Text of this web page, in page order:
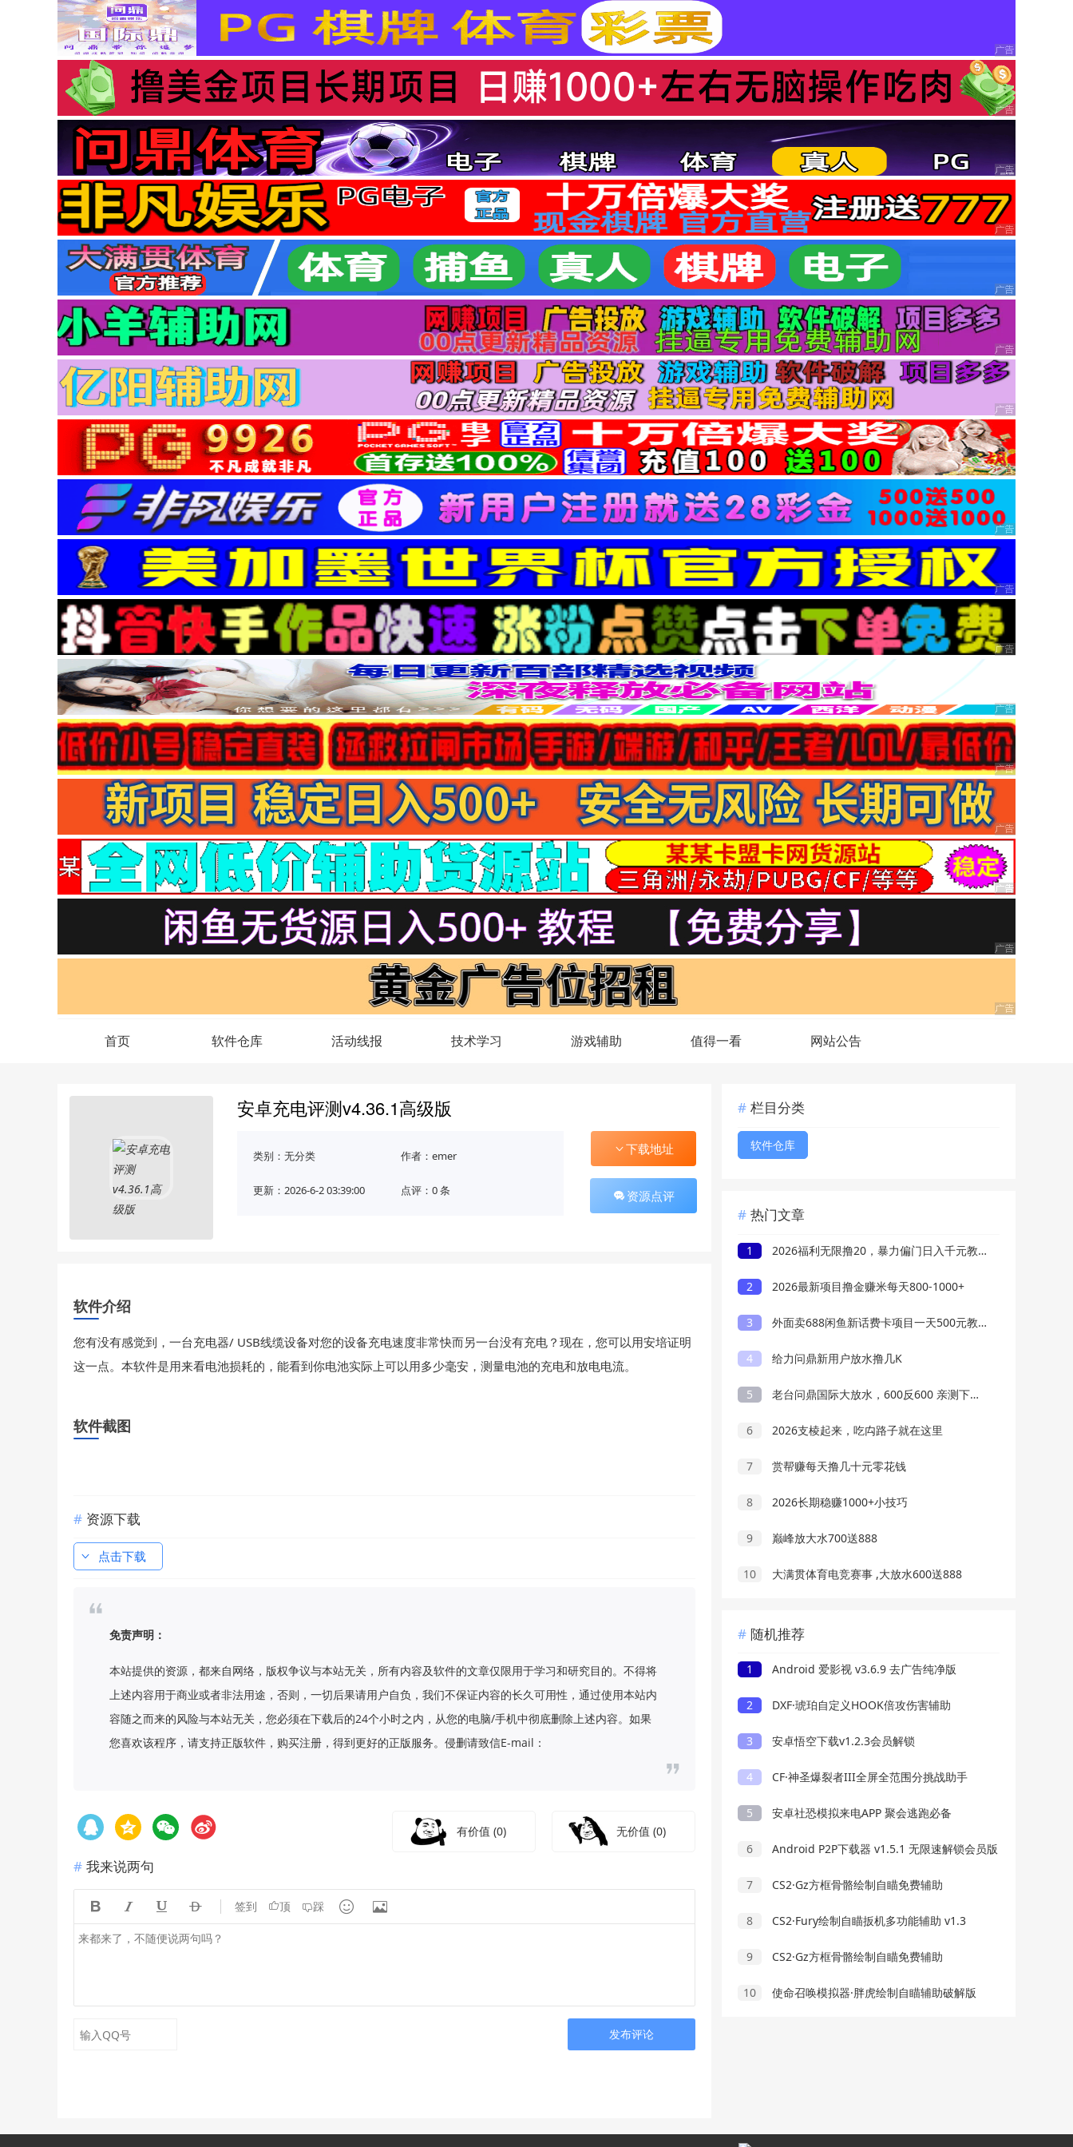
首页 软件仓库 活动线报 技术学习 游戏辅助 值得一看 网站公告
安卓充电评测v4.36.1高级版
类别： 无分类 作者：emer
更新：2026-6-2 03:39:00 点评：0 条
下载地址
资源点评
软件介绍
您有没有感觉到，一台充电器/ USB线缆设备对您的设备充电速度非常快而另一台没有充电？现在，您可以用安培证明
这一点。本软件是用来看电池损耗的，能看到你电池实际上可以用多少毫安，测量电池的充电和放电电流。
软件截图
资源下载
点击下载
免责声明：
本站提供的资源，都来自网络，版权争议与本站无关，所有内容及软件的文章仅限用于学习和研究目的。不得将
上述内容用于商业或者非法用途，否则，一切后果请用户自负，我们不保证内容的长久可用性，通过使用本站内
容随之而来的风险与本站无关，您必须在下载后的24个小时之内，从您的电脑/手机中彻底删除上述内容。如果
您喜欢该程序，请支持正版软件，购买注册，得到更好的正版服务。侵删请致信E-mail：
有价值(0) 无价值(0)
我来说两句
    签到 顶 踩  
发布评论
栏目分类
软件仓库
热门文章
1 2026福利无限撸20，暴力偏门日入千元教程分享
2 2026最新项目撸金赚米每天800-1000+
3 外面卖688闲鱼新话费卡项目一天500元教程
4 给力问鼎新用户放水撸几K
5 老台问鼎国际大放水，600反600 亲测下分3W
6 2026支棱起来，吃禸路子就在这里
7 赏帮赚每天撸几十元零花钱
8 2026长期稳赚1000+小技巧
9 巅峰放大水700送888
10 大满贯体育电竞赛事 ,大放水600送888
随机推荐
1 Android 爱影视 v3.6.9 去广告纯净版
2 DXF·琥珀自定义HOOK倍攻伤害辅助
3 安卓悟空下载v1.2.3会员解锁
4 CF·神圣爆裂者III全屏全范围分挑战助手
5 安卓社恐模拟来电APP 聚会逃跑必备
6 Android P2P下载器 v1.5.1 无限速解锁会员版
7 CS2·Gz方框骨骼绘制自瞄免费辅助
8 CS2·Fury绘制自瞄扳机多功能辅助 v1.3
9 CS2·Gz方框骨骼绘制自瞄免费辅助
10 使命召唤模拟器·胖虎绘制自瞄辅助破解版